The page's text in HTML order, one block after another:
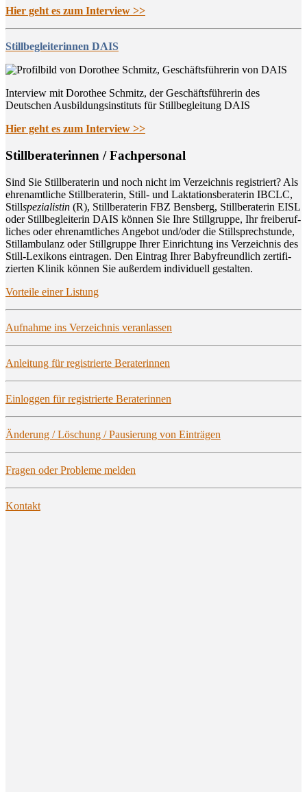
Hier geht es zum Interview >>
Stillbegleiterinnen DAIS
Interview mit Dorothee Schmitz, der Geschäftsführerin des
Deutschen Ausbildungsinstituts für Stillbegleitung DAIS
Hier geht es zum Interview >>
Still­be­ra­te­rin­nen / Fachpersonal
Sind Sie Still­be­ra­te­rin und noch nicht im Ver­zeich­nis regis­triert? Als
ehren­amt­li­che Still­be­ra­te­rin, Still- und Lak­ta­ti­ons­be­ra­te­rin IBCLC,
Stillspe­zia­lis­tin (R), Still­be­ra­te­rin FBZ Bens­berg, Still­be­ra­te­rin EISL
oder Still­be­glei­te­rin DAIS kön­nen Sie Ihre Still­grup­pe, Ihr frei­be­ruf­
li­ches oder ehren­amt­li­ches Ange­bot und/oder die Still­sprech­stun­de,
Still­am­bu­lanz oder Still­grup­pe Ihrer Ein­rich­tung ins Ver­zeich­nis des
Still-Lexi­kons ein­tra­gen. Den Ein­trag Ihrer Baby­freund­lich zer­ti­fi­
zier­ten Kli­nik kön­nen Sie außer­dem indi­vi­du­ell gestalten.
Vor­tei­le einer Listung
Auf­nah­me ins Ver­zeich­nis veranlassen
Anlei­tung für regis­trier­te Beraterinnen
Ein­log­gen für regis­trier­te Beraterinnen
Ände­rung / Löschung / Pau­sie­rung von Einträgen
Fra­gen oder Pro­ble­me melden
Kon­takt